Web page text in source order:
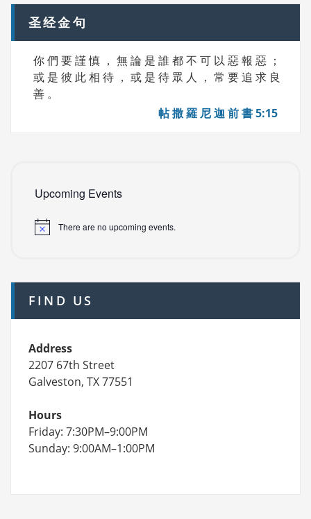
圣经金句
你 們 要 謹 慎 ， 無 論 是 誰 都 不 可 以 惡 報 惡 ；
或 是 彼 此 相 待 ， 或 是 待 眾 人 ， 常 要 追 求 良
善 。
帖 撒 羅 尼 迦 前 書 5:15
Upcoming Events
There are no upcoming events.
FIND US
Address
2207 67th Street
Galveston, TX 77551
Hours
Friday: 7:30PM–9:00PM
Sunday: 9:00AM–1:00PM